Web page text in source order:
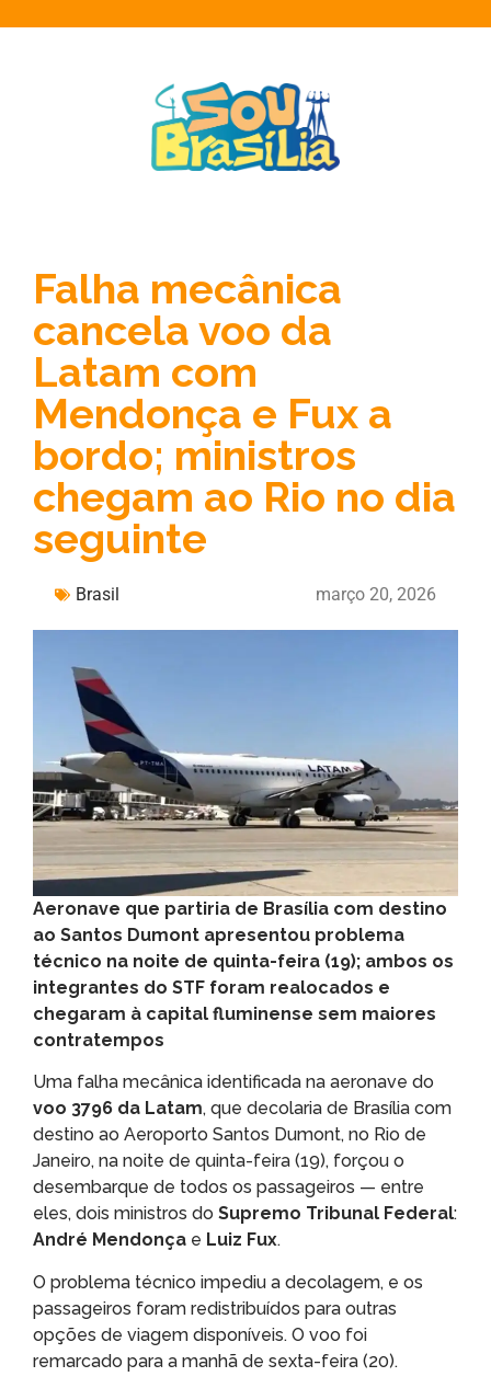
Falha mecânica
cancela voo da
Latam com
Mendonça e Fux a
bordo; ministros
chegam ao Rio no dia
seguinte
Brasil março 20, 2026
Aeronave que partiria de Brasília com destino
ao Santos Dumont apresentou problema
técnico na noite de quinta-feira (19); ambos os
integrantes do STF foram realocados e
chegaram à capital fluminense sem maiores
contratempos
Uma falha mecânica identificada na aeronave do
voo 3796 da Latam, que decolaria de Brasília com
destino ao Aeroporto Santos Dumont, no Rio de
Janeiro, na noite de quinta-feira (19), forçou o
desembarque de todos os passageiros — entre
eles, dois ministros do Supremo Tribunal Federal:
André Mendonça e Luiz Fux.
O problema técnico impediu a decolagem, e os
passageiros foram redistribuídos para outras
opções de viagem disponíveis. O voo foi
remarcado para a manhã de sexta-feira (20).